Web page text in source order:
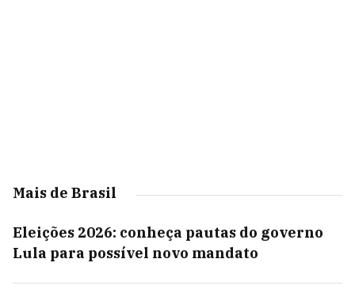
Mais de Brasil
Eleições 2026: conheça pautas do governo
Lula para possível novo mandato